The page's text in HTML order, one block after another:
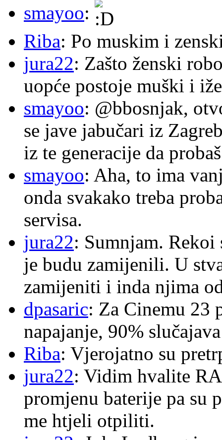
smayoo:
Riba: Po muskim i
jura22: Zašto ženski
uopće postoje muški i
smayoo: @bbosnjak,
se jave jabučari iz
iz te generacije da
smayoo: Aha, to ima
onda svakako treba
servisa.
jura22: Sumnjam. Rekoi
je budu zamijenili. U
zamijeniti i inda njima
dpasaric: Za Cinemu 23
napajanje, 90%
Riba: Vjerojatno su
jura22: Vidim hvalite
promjenu baterije pa su
me htjeli otpiliti.